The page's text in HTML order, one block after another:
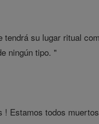
su lugar ritual
ningún tipo. "
! Estamos todos